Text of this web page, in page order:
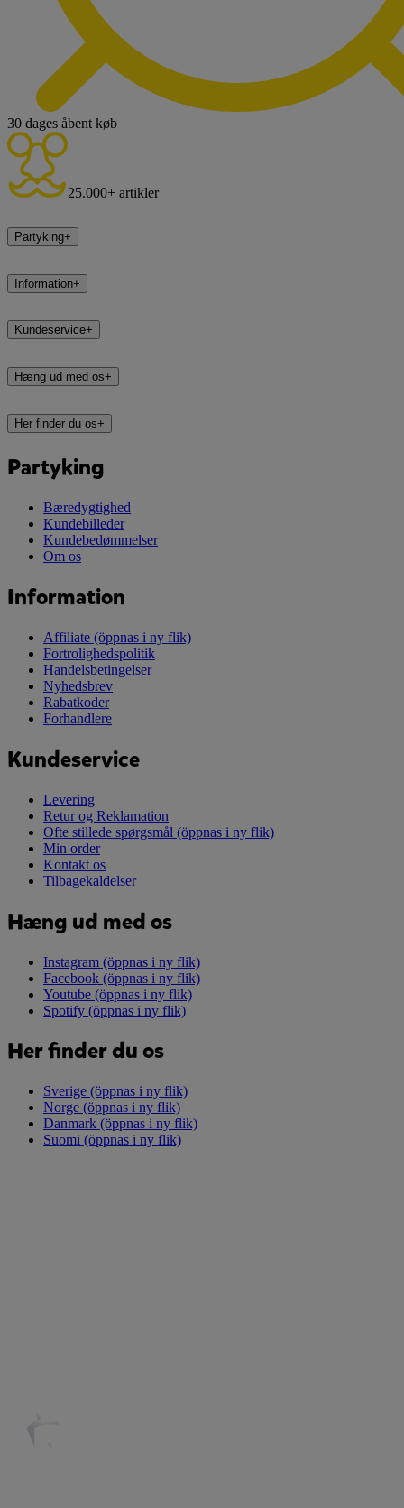
30 dages åbent køb
25.000+ artikler
Partyking+
Information+
Kundeservice+
Hæng ud med os+
Her finder du os+
Partyking
Bæredygtighed
Kundebilleder
Kundebedømmelser
Om os
Information
Affiliate (öppnas i ny flik)
Fortrolighedspolitik
Handelsbetingelser
Nyhedsbrev
Rabatkoder
Forhandlere
Kundeservice
Levering
Retur og Reklamation
Ofte stillede spørgsmål (öppnas i ny flik)
Min order
Kontakt os
Tilbagekaldelser
Hæng ud med os
Instagram (öppnas i ny flik)
Facebook (öppnas i ny flik)
Youtube (öppnas i ny flik)
Spotify (öppnas i ny flik)
Her finder du os
Sverige (öppnas i ny flik)
Norge (öppnas i ny flik)
Danmark (öppnas i ny flik)
Suomi (öppnas i ny flik)